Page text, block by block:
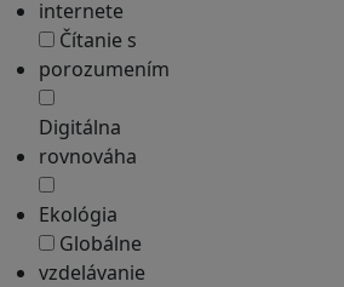
internete
Čítanie s
porozumením
Digitálna
rovnováha
Ekológia
Globálne
vzdelávanie